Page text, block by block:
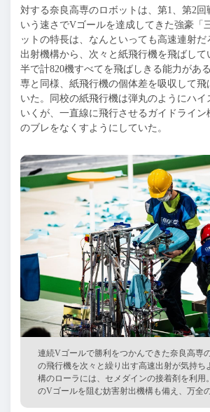
対する奈良高専のロボットは、第1、第2回
いう速さでVゴールを達成してきた強豪「
ットの特長は、なんといっても高速連射だ
出射機構から、次々と紙飛行機を飛ばして
半で計820機すべてを飛ばしきる能力があ
専と同様、紙飛行機の個体差を吸収して飛
いた。同校の紙飛行機は弾丸のようにハ
いくが、一直線に飛行させるガイドライ
のブレをなくすようにしていた。
連続Vゴールで勝利をつかんできた奈良高専
の飛行機を次々と繰り出す高速出射が気持ち
構のローラには、セメダインの接着剤を利用
のVゴールを阻む妨害射出機構も備え、万全